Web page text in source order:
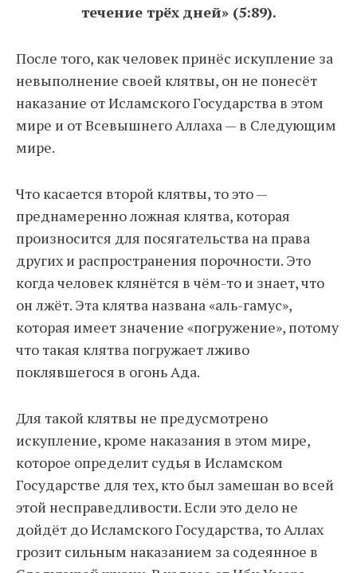
течение трёх дней» (5:89).
После того, как человек принёс искупление за
невыполнение своей клятвы, он не понесёт
наказание от Исламского Государства в этом
мире и от Всевышнего Аллаха — в Следующим
мире.
Что касается второй клятвы, то это —
преднамеренно ложная клятва, которая
произносится для посягательства на права
других и распространения порочности. Это
когда человек клянётся в чём-то и знает, что
он лжёт. Эта клятва названа «аль-гамус»,
которая имеет значение «погружение», потому
что такая клятва погружает лживо
поклявшегося в огонь Ада.
Для такой клятвы не предусмотрено
искупление, кроме наказания в этом мире,
которое определит судья в Исламском
Государстве для тех, кто был замешан во всей
этой несправедливости. Если это дело не
дойдёт до Исламского Государства, то Аллах
грозит сильным наказанием за содеянное в